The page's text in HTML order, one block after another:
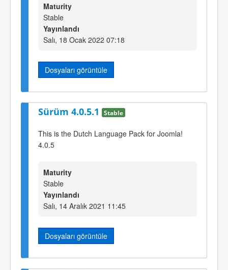
Maturity
Stable
Yayınlandı
Salı, 18 Ocak 2022 07:18
Dosyaları görüntüle
Sürüm 4.0.5.1 Stable
This is the Dutch Language Pack for Joomla!
4.0.5
Maturity
Stable
Yayınlandı
Salı, 14 Aralık 2021 11:45
Dosyaları görüntüle